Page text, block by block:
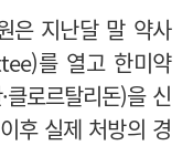
은 지난달 말 약사
를 열고 한미약
클로르탈리돈)을 신
후 실제 처방의 경